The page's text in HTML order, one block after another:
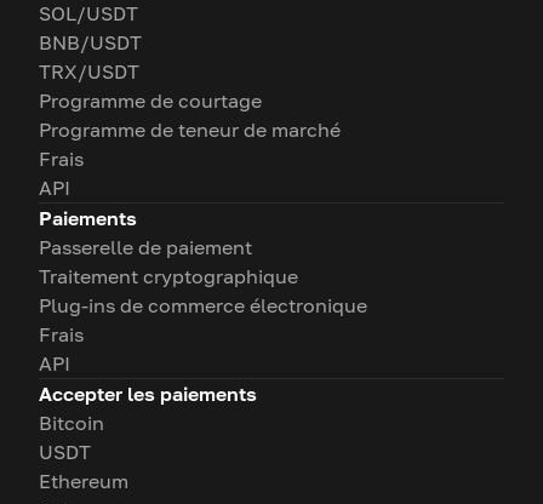
SOL/USDT
BNB/USDT
TRX/USDT
Programme de courtage
Programme de teneur de marché
Frais
API
Paiements
Passerelle de paiement
Traitement cryptographique
Plug-ins de commerce électronique
Frais
API
Accepter les paiements
Bitcoin
USDT
Ethereum